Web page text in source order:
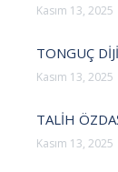
Kasım 13, 2025
TONGUÇ
Kasım 13, 2025
TALİH
Kasım 13, 2025